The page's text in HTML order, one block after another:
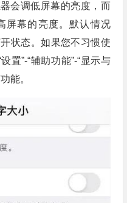
会调低屏幕的亮度，而
屏幕的亮度。默认情况
状态。如果您不习惯使
置”-“辅助功能”-“显示与
能。